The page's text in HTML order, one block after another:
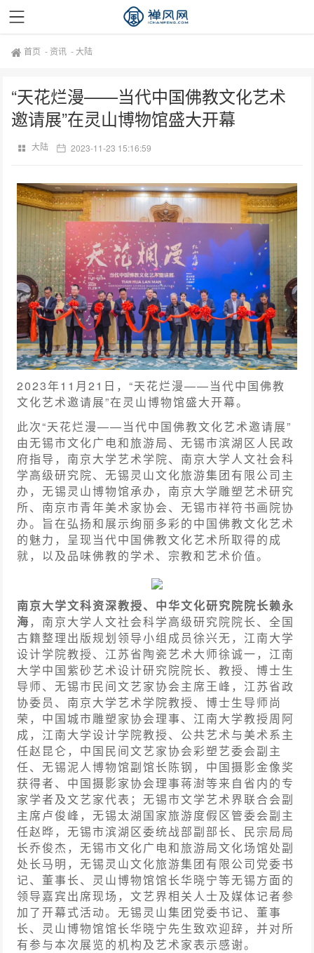
首页 - 资讯 -大陆
“天花烂漫——当代中国佛教文化艺术
邀请展”在灵山博物馆盛大开幕
大陆 2023-11-23 15:16:59
2023年11月21日，“天花烂漫——当代中国佛教
文化艺术邀请展”在灵山博物馆盛大开幕。
此次“天花烂漫——当代中国佛教文化艺术邀请展”
由无锡市文化广电和旅游局、无锡市滨湖区人民政
府指导，南京大学艺术学院、南京大学人文社会科
学高级研究院、无锡灵山文化旅游集团有限公司主
办，无锡灵山博物馆承办，南京大学雕塑艺术研究
所、南京市青年美术家协会、无锡市祥符书画院协
办。旨在弘扬和展示绚丽多彩的中国佛教文化艺术
的魅力，呈现当代中国佛教文化艺术所取得的成
就，以及品味佛教的学术、宗教和艺术价值。
南京大学文科资深教授、中华文化研究院院长赖永
海 ，南京大学人文社会科学高级研究院院长、全国
古籍整理出版规划领导小组成员徐兴无，江南大学
设计学院教授、江苏省陶瓷艺术大师徐诚一，江南
大学中国紫砂艺术设计研究院院长、教授、博士生
导师、无锡市民间文艺家协会主席王峰，江苏省政
协委员、南京大学艺术学院教授、博士生导师尚
荣，中国城市雕塑家协会理事、江南大学教授周阿
成，江南大学设计学院教授、公共艺术与美术系主
任赵昆仑，中国民间文艺家协会彩塑艺委会副主
任、无锡泥人博物馆副馆长陈钢，中国摄影金像奖
获得者、中国摄影家协会理事蒋澍等来自省内的专
家学者及文艺家代表；无锡市文学艺术界联合会副
主席卢俊峰，无锡太湖国家旅游度假区管委会副主
任赵晔，无锡市滨湖区委统战部副部长、民宗局局
长乔俊杰，无锡市文化广电和旅游局文化场馆处副
处长马明，无锡灵山文化旅游集团有限公司党委书
记、董事长、灵山博物馆馆长华晓宁等无锡方面的
领导嘉宾出席现场，文艺界相关人士及媒体记者参
加了开幕式活动。无锡灵山集团党委书记、董事
长、灵山博物馆馆长华晓宁先生致欢迎辞，并对所
有参与本次展览的机构及艺术家表示感谢。